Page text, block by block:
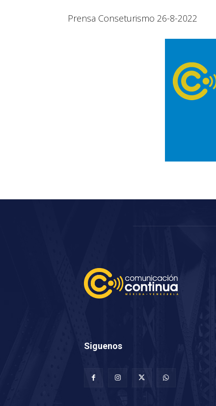
Prensa Conseturismo 26-8-2022
Siguenos